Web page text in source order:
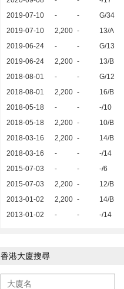
2019-07-10
- - G/34
2019-07-10
2,200 - 13/A
2019-06-24
- - G/13
2019-06-24
2,200 - 13/B
2018-08-01
- - G/12
2018-08-01
2,200 - 16/B
2018-05-18
- - -/10
2018-05-18
2,200 - 10/B
2018-03-16
2,200 - 14/B
2018-03-16
- - -/14
2015-07-03
- - -/6
2015-07-03
2,200 - 12/B
2013-01-02
2,200 - 14/B
2013-01-02
- - -/14
香港大廈搜尋